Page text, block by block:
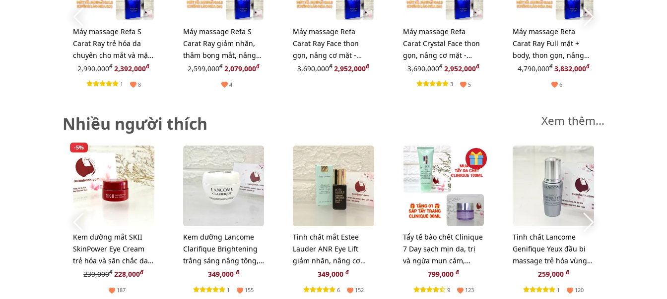
Máy massage Refa S
Carat Ray trẻ hóa da
chuyên cho mắt và mặt
(New) - TẶNG 1 HỘP
MẶT NẠ JAPAN GALS
2,990,000đ2,392,000đ
1 8
Máy massage Refa S
Carat Ray giảm nhăn,
thâm bọng mắt, nâng
cơ (unbox) - TẶNG 1
2,599,000đ2,079,000đ
4
Máy massage Refa
Carat Ray Face thon
gọn, nâng cơ mặt -
TẶNG 1 HỘP MẶT NẠ
3,690,000đ2,952,000đ
Máy massage Refa
Carat Crystal Face thon
gọn, nâng cơ mặt -
TẶNG 1 HỘP MẶT NẠ
JAPAN GALS
3,690,000đ 2,952,000đ
3 5
Máy massage Refa
Carat Ray Full mặt +
body, thon gọn, nâng
cơ,TẶNG 1 HỘP MẶT NẠ
4,790,000đ3,832,000đ
6
Nhiều người thích Xem thêm...
-5%
Kem dưỡng mắt SKII
SkinPower Eye Cream
trẻ hóa và săn chắc da
vùng mắt - 2.5g
239,000đ228,000đ
187
Kem dưỡng Lancome
Clarifique Brightening
trắng sáng nâng tông,
se mịn, 15ml
349,000 đ
1 155
Tinh chất mắt Estee
Lauder ANR Eye Lift
giảm nhăn, nâng cơ
mắt chuyên sâu, 5ml
(New)
349,000đ
6 152
Tẩy tế bào chết Clinique
7 Day sạch mịn da, trị
và ngừa mụn cám,
100ml - TẶNG 1 SÁP TẨY
TRANG CLINIQUE
799,000đ
9 123
Tinh chất Lancome
Genifique Yeux đầu bi
massage trẻ hóa vùng
mắt, 5ml.259,000 đ
1 120